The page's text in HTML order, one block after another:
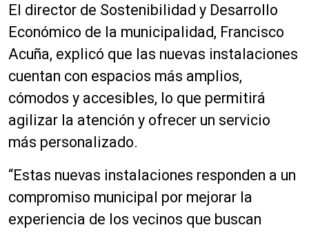
El director de Sostenibilidad y Desarrollo
Económico de la municipalidad, Francisco
Acuña, explicó que las nuevas instalaciones
cuentan con espacios más amplios,
cómodos y accesibles, lo que permitirá
agilizar la atención y ofrecer un servicio
más personalizado.
“Estas nuevas instalaciones responden a un
compromiso municipal por mejorar la
experiencia de los vecinos que buscan